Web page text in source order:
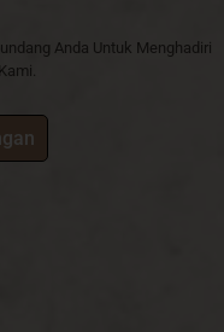
Anda Untuk Menghadiri